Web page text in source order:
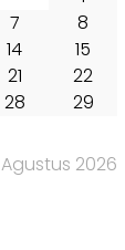
Agustus 2026
7
8
14
15
21
22
28
29